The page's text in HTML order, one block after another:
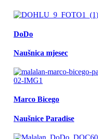
DoDo
Naušnica mjesec
Marco Bicego
Naušnice Paradise